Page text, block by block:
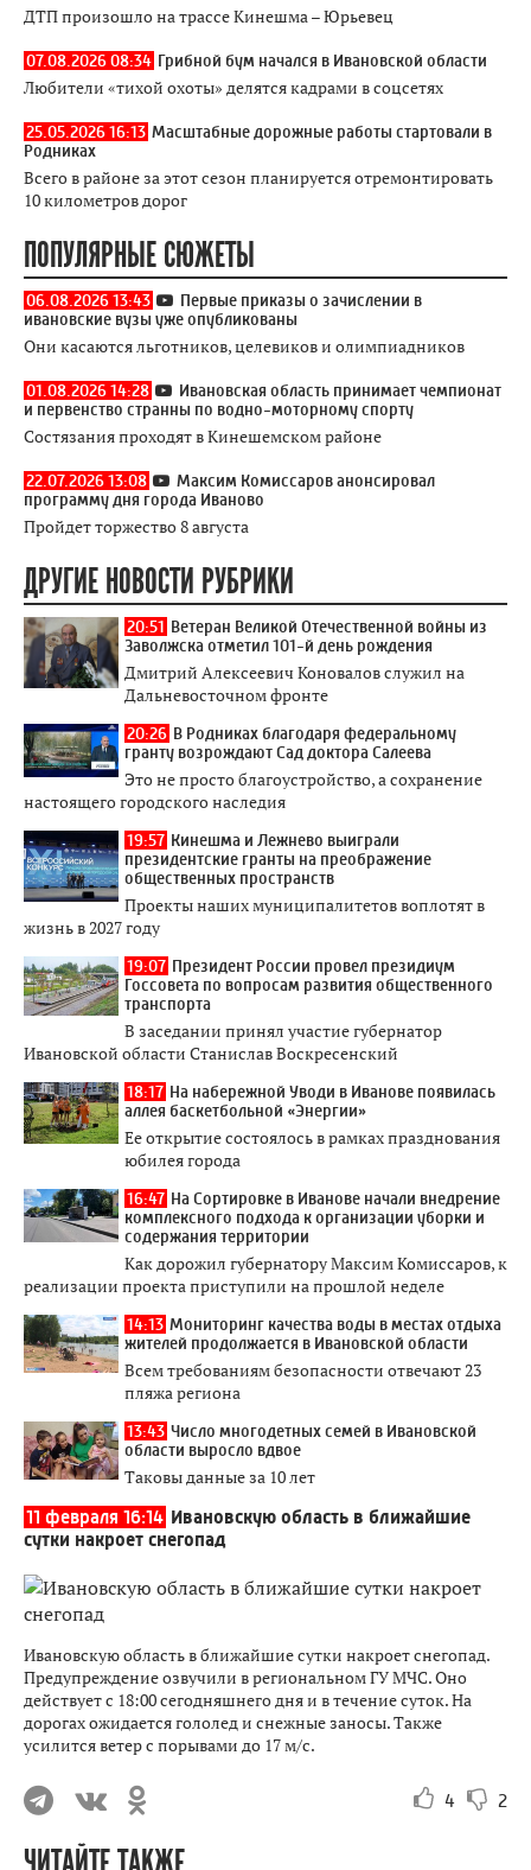
ДТП произошло на трассе Кинешма – Юрьевец
07.08.2026 08:34 Грибной бум начался в Ивановской области
Любители «тихой охоты» делятся кадрами в соцсетях
25.05.2026 16:13 Масштабные дорожные работы стартовали в
Родниках
Всего в районе за этот сезон планируется отремонтировать
10 километров дорог
ПОПУЛЯРНЫЕ СЮЖЕТЫ
06.08.2026 13:43
Первые приказы о зачислении в
ивановские вузы уже опубликованы
Они касаются льготников, целевиков и олимпиадников
01.08.2026 14:28
Ивановская область принимает чемпионат
и первенство странны по водно-моторному спорту
Состязания проходят в Кинешемском районе
22.07.2026 13:08
Максим Комиссаров анонсировал
программу дня города Иваново
Пройдет торжество 8 августа
ДРУГИЕ НОВОСТИ РУБРИКИ
20:51 Ветеран Великой Отечественной войны из
Заволжска отметил 101-й день рождения
Дмитрий Алексеевич Коновалов служил на
Дальневосточном фронте
20:26 В Родниках благодаря федеральному
гранту возрождают Сад доктора Салеева
Это не просто благоустройство, а сохранение
настоящего городского наследия
19:57 Кинешма и Лежнево выиграли
президентские гранты на преображение
общественных пространств
Проекты наших муниципалитетов воплотят в
жизнь в 2027 году
19:07 Президент России провел президиум
Госсовета по вопросам развития общественного
транспорта
В заседании принял участие губернатор
Ивановской области Станислав Воскресенский
18:17 На набережной Уводи в Иванове появилась
аллея баскетбольной «Энергии»
Ее открытие состоялось в рамках празднования
юбилея города
16:47 На Сортировке в Иванове начали внедрение
комплексного подхода к организации уборки и
содержания территории
Как дорожил губернатору Максим Комиссаров, к
реализации проекта приступили на прошлой неделе
14:13 Мониторинг качества воды в местах отдыха
жителей продолжается в Ивановской области
Всем требованиям безопасности отвечают 23
пляжа региона
13:43 Число многодетных семей в Ивановской
области выросло вдвое
Таковы данные за 10 лет
11 февраля 16:14 Ивановскую область в ближайшие
сутки накроет снегопад
Ивановскую область в ближайшие сутки накроет снегопад.
Предупреждение озвучили в региональном ГУ МЧС. Оно
действует с 18:00 сегодняшнего дня и в течение суток. На
дорогах ожидается гололед и снежные заносы. Также
усилится ветер с порывами до 17 м/с.
4 2